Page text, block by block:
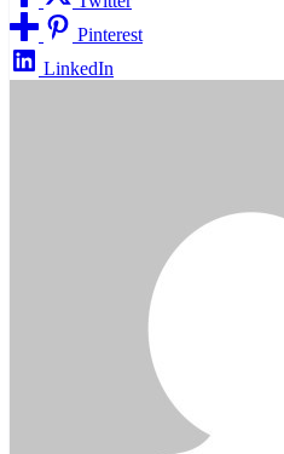
Pinterest
LinkedIn